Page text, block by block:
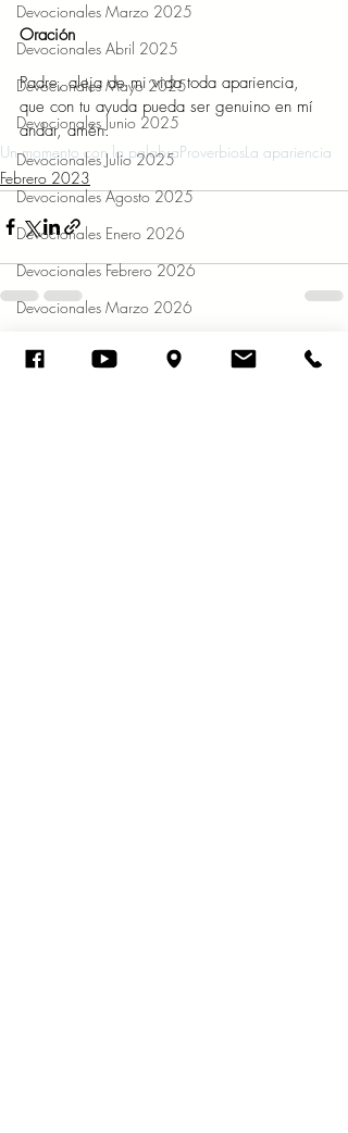
Devocionales Marzo 2025
Devocionales Abril 2025
Devocionales Mayo 2025
Devocionales Junio 2025
Devocionales Julio 2025
Devocionales Agosto 2025
Devocionales Enero 2026
Devocionales Febrero 2026
Devocionales Marzo 2026
Oración
Padre, aleja de mi vida toda apariencia,
que con tu ayuda pueda ser genuino en mí
andar, amén.
Un momento con la palabraProverbiosLa apariencia
Febrero 2023
Entradas recientes Ver todo